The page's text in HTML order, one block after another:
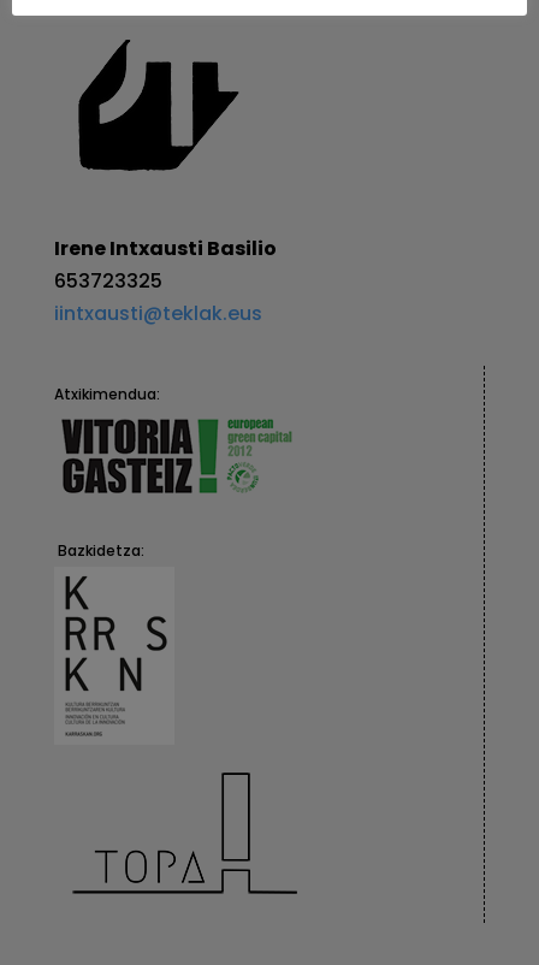
Irene Intxausti Basilio
653723325
iintxausti@teklak.eus
Atxikimendua:
Bazkidetza: